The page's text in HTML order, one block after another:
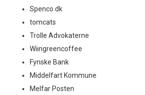
Spenco.dk
tomcats
Trolle Advokaterne
Wiingreencoffee
Fynske Bank
Middelfart Kommune
Melfar Posten